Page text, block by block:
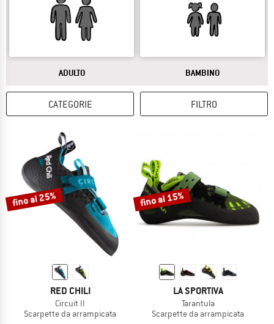
RISPOSTA
ADULTO RISPOSTA
BAMBINO
CATEGORIE FILTRO
fino al 25%
RED CHILI
Circuit II
Scarpette da arrampicata
fino al 15%
LA SPORTIVA
Tarantula
Scarpette da arrampicata